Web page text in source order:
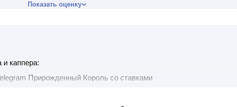
Показать оценку
и каппера:
Прирожденный Король со ставками